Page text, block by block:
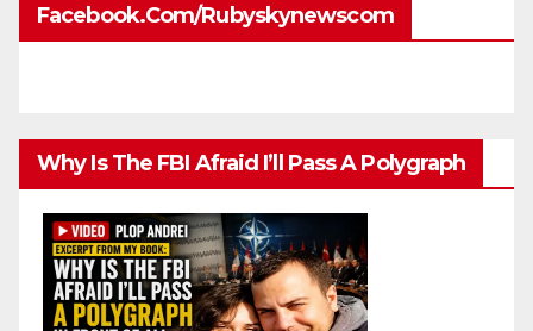
Facebook.com/rubyskynewscom
Why Is The FBI Afraid I’ll Pass A Polygraph